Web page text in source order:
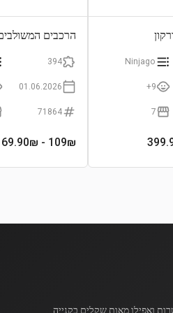
Ninjago
9+
7
הרכבים
394
01.06.2026
71864
109₪
- 169.90₪
ואפילו מאות שקלים בקנייה.